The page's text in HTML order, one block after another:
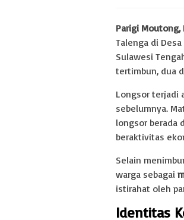
Parigi
Talenga di
Sulawesi
tertimbun, dua
Longsor terjadi
sebelumnya.
longsor berada
beraktivitas
Selain
warga sebagai
istirahat oleh
Identitas